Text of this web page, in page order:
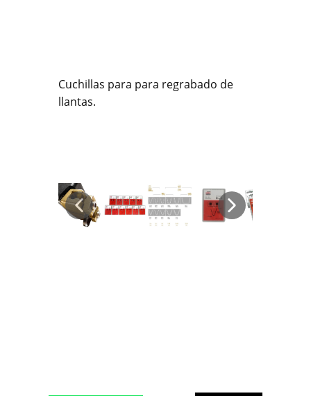
Cuchillas para para regrabado de
llantas.